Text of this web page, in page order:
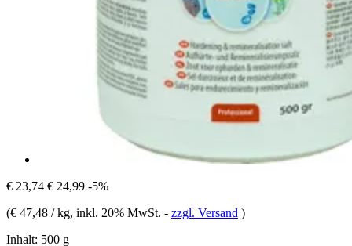
€ 23,74 € 24,99 -5%
(€ 47,48 / kg, inkl. 20% MwSt. - zzgl. Versand )
Inhalt: 500 g